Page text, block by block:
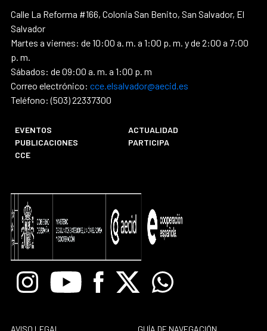
Calle La Reforma #166, Colonia San Benito, San Salvador, El
Salvador
Martes a viernes: de 10:00 a. m. a 1:00 p. m. y de 2:00 a 7:00
p. m.
Sábados: de 09:00 a. m. a 1:00 p. m
Correo electrónico: cce.elsalvador@aecid.es
Teléfono: (503) 22337300
EVENTOS
ACTUALIDAD
PUBLICACIONES
PARTICIPA
CCE
InstagramYoutube Facebook
X Whatsapp